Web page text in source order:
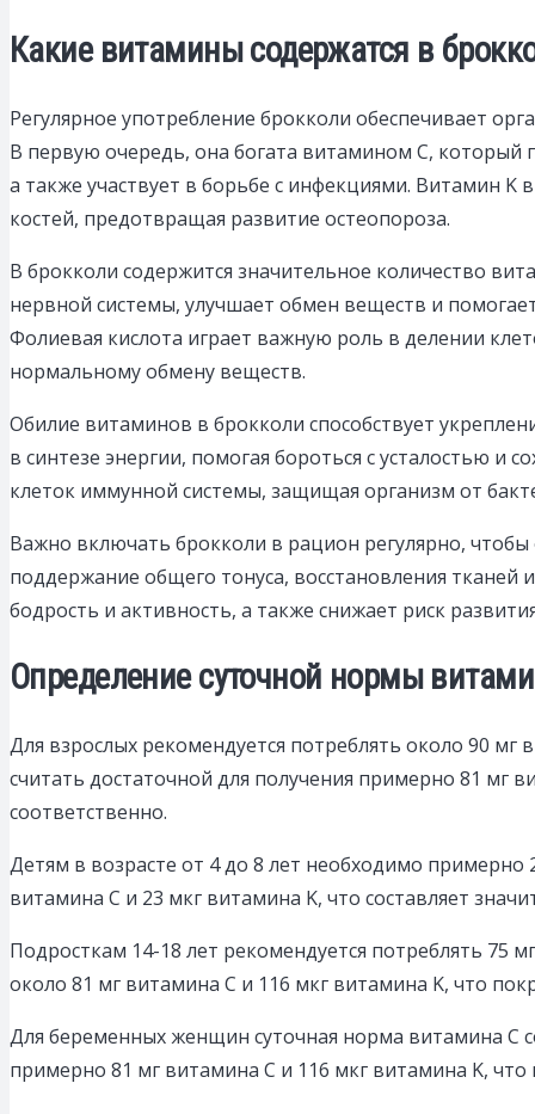
Какие витамины содержатся в
Регулярное употребление брокколи обеспечивает
В первую очередь, она богата витамином C, который
а также участвует в борьбе с инфекциями. Витамин K
костей, предотвращая развитие остеопороза.
В брокколи содержится значительное количество
нервной системы, улучшает обмен веществ и
Фолиевая кислота играет важную роль в делении
нормальному обмену веществ.
Обилие витаминов в брокколи способствует
в синтезе энергии, помогая бороться с усталостью и
клеток иммунной системы, защищая организм от
Важно включать брокколи в рацион регулярно,
поддержание общего тонуса, восстановления тканей
бодрость и активность, а также снижает риск
Определение суточной нормы
Для взрослых рекомендуется потреблять около 90
считать достаточной для получения примерно 81 мг
соответственно.
Детям в возрасте от 4 до 8 лет необходимо
витамина C и 23 мкг витамина K, что составляет
Подросткам 14-18 лет рекомендуется потреблять 75
около 81 мг витамина C и 116 мкг витамина K, что
Для беременных женщин суточная норма витамина C
примерно 81 мг витамина C и 116 мкг витамина K,